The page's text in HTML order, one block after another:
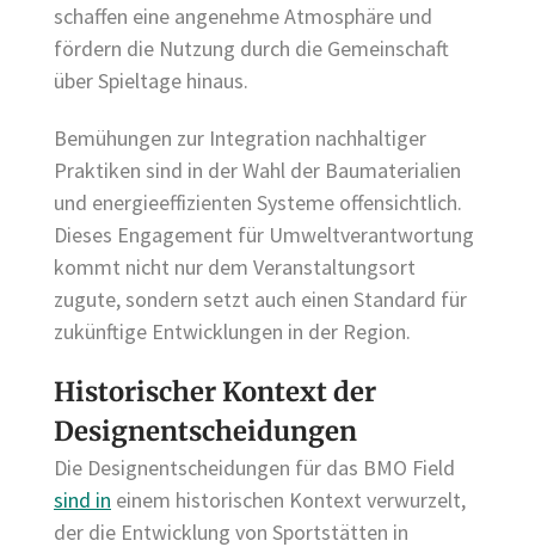
schaffen eine angenehme Atmosphäre und
fördern die Nutzung durch die Gemeinschaft
über Spieltage hinaus.
Bemühungen zur Integration nachhaltiger
Praktiken sind in der Wahl der Baumaterialien
und energieeffizienten Systeme offensichtlich.
Dieses Engagement für Umweltverantwortung
kommt nicht nur dem Veranstaltungsort
zugute, sondern setzt auch einen Standard für
zukünftige Entwicklungen in der Region.
Historischer Kontext der
Designentscheidungen
Die Designentscheidungen für das BMO Field
sind in einem historischen Kontext verwurzelt,
der die Entwicklung von Sportstätten in